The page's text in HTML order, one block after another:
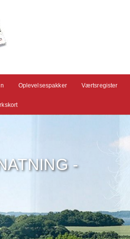
Oplevelsespakker Værtsregister
-